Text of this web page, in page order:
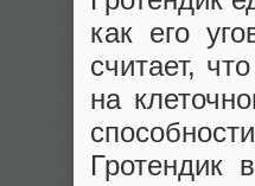
как его
считает,
на
Гротендик